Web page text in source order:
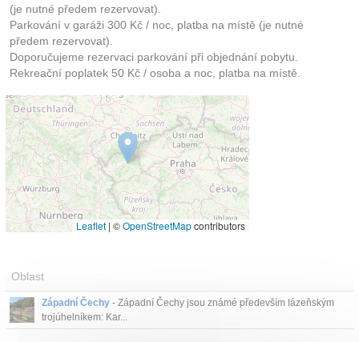
(je nutné předem rezervovat).
Parkování v garáži 300 Kč / noc, platba na místě (je nutné
předem rezervovat).
Doporučujeme rezervaci parkování při objednání pobytu.
Rekreační poplatek 50 Kč / osoba a noc, platba na místě.
Leaflet | ©OpenStreetMapcontributors
Oblast
Západní Čechy - Západní Čechy jsou známé především lázeňským
trojúhelníkem: Kar...